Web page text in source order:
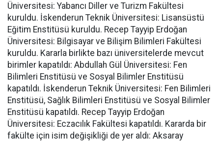
Üniversitesi: Yabancı Diller ve Turizm Fakültesi
kuruldu. İskenderun Teknik Üniversitesi: Lisansüstü
Eğitim Enstitüsü kuruldu. Recep Tayyip Erdoğan
Üniversitesi: Bilgisayar ve Bilişim Bilimleri Fakültesi
kuruldu. Kararla birlikte bazı üniversitelerde mevcut
birimler kapatıldı: Abdullah Gül Üniversitesi: Fen
Bilimleri Enstitüsü ve Sosyal Bilimler Enstitüsü
kapatıldı. İskenderun Teknik Üniversitesi: Fen Bilimleri
Enstitüsü, Sağlık Bilimleri Enstitüsü ve Sosyal Bilimler
Enstitüsü kapatıldı. Recep Tayyip Erdoğan
Üniversitesi: Eczacılık Fakültesi kapatıldı. Kararda bir
fakülte için isim değişikliği de yer aldı: Aksaray